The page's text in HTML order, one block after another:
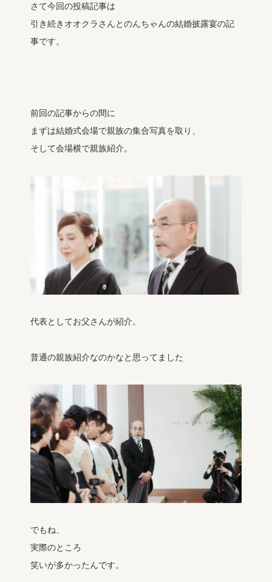
さて今回の投稿記事は
引き続きオオクラさんとのんちゃんの結婚披露宴の記
事です。
前回の記事からの間に
まずは結婚式会場で親族の集合写真を取り、
そして会場横で親族紹介。
代表としてお父さんが紹介。
普通の親族紹介なのかなと思ってました
でもね、
実際のところ
笑いが多かったんです。